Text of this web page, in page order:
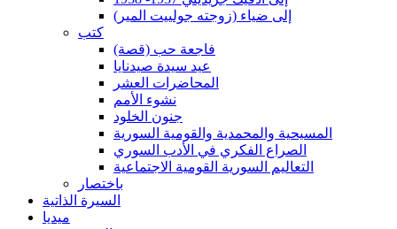
إلى ضياء (زوجته جولييت المير)
كتب
فاجعة حب (قصة)
عيد سيدة صيدنايا
المحاضرات العشر
نشوء الأمم
جنون الخلود
المسيحية والمحمدية والقومية السورية
الصراع الفكري في الأدب السوري
التعاليم السورية القومية الاجتماعية
باختصار
السيرة الذاتية
ميديا